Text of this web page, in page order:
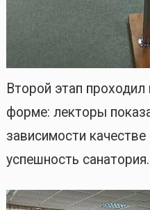
Второй этап
форме: лекторы
зависимости
успешность санатория.